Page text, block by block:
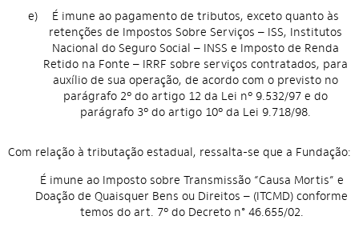
e)
É imune ao pagamento de tributos, exceto quanto às
retenções de Impostos Sobre Serviços – ISS, Institutos
Nacional do Seguro Social – INSS e Imposto de Renda
Retido na Fonte – IRRF sobre serviços contratados, para
auxílio de sua operação, de acordo com o previsto no
parágrafo 2º do artigo 12 da Lei nº 9.532/97 e do
parágrafo 3º do artigo 10º da Lei 9.718/98.
Com relação à tributação estadual, ressalta-se que a Fundação:
É imune ao Imposto sobre Transmissão “Causa Mortis” e
Doação de Quaisquer Bens ou Direitos – (ITCMD) conforme
temos do art. 7º do Decreto n° 46.655/02.